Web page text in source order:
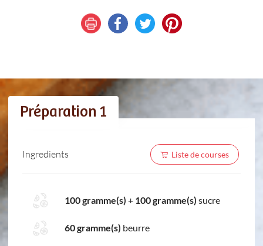
Préparation 1
Ingredients Liste de courses
100 gramme(s) + 100 gramme(s) sucre
60 gramme(s) beurre